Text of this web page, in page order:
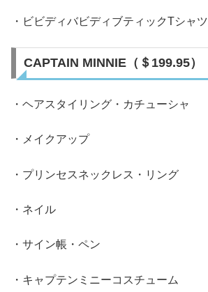
・ビビディバビディブティックTシャツ
CAPTAIN MINNIE（＄199.95）
・ヘアスタイリング・カチューシャ
・メイクアップ
・プリンセスネックレス・リング
・ネイル
・サイン帳・ペン
・キャプテンミニーコスチューム